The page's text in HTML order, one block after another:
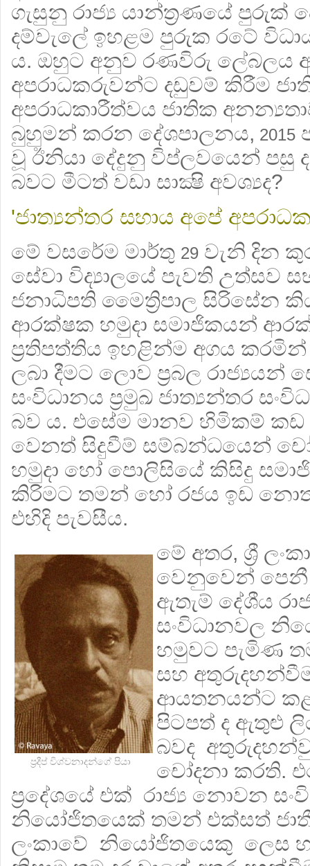
ගැසුනු රාජ්‍ය යාන්ත්‍රණයේ පුරුක්
දම්වැලේ ඉහළම පුරුක රටේ
ය. ඔහුට අනුව රණවිරු ලේබලය
අපරාධකරුවන්ට දඩුවම් කිරීම
අපරාධකාරීත්වය ජාතික
බුහුමන් කරන දේශපාලනය, 2015
වූ ඊනියා දේදුනු විප්ලවයෙන් පසු
බවට මීටත් වඩා සාක්‍ෂි අවශ්‍යද?
'ජාත්‍යන්තර සහාය අපේ
මේ වසරේම මාර්තු 29 වැනි දින
සේවා විද්‍යාලයේ පැවති උත්සව
ජනාධිපති මෛත්‍රිපාල සිරිසේන
ආරක්ෂක හමුදා සමාජිකයන්
ප්‍රතිපත්තිය ඉහළින්ම අගය
ලබා දීමට ලොව ප්‍රබල රාජ්‍යයන්
සංවිධානය ප්‍රමුඛ ජාත්‍යන්තර
බව ය. එසේම මානව හිමිකම්
වෙනත් සිදුවීම් සම්බන්ධයෙන්
හමුදා හෝ පොලිසියේ කිසිදු
කිරිමට තමන් හෝ රජය ඉඩ
එහිදි පැවසීය.
ප්‍රදීප් විශ්වනාදන්ගේ පියා
මේ අතර, ශ්‍රී
වෙනුවෙන්
ඇතැම් දේශීය
සංවිධානවල
හමුවට පැමිණ
සහ
ආයතනයන්ට
පිටපත් ද ඇතුළු
බවද
චෝදනා කරති.
ප්‍රදේශයේ එක් රාජ්‍ය නොවන
නියෝජිතයෙක් තමන් එක්සත්
ලංකාවේ නියෝජිතයෙකු ලෙස